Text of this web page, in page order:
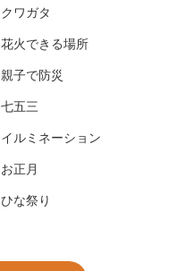
クワガタ
花火できる場所
親子で防災
七五三
イルミネーション
お正月
ひな祭り